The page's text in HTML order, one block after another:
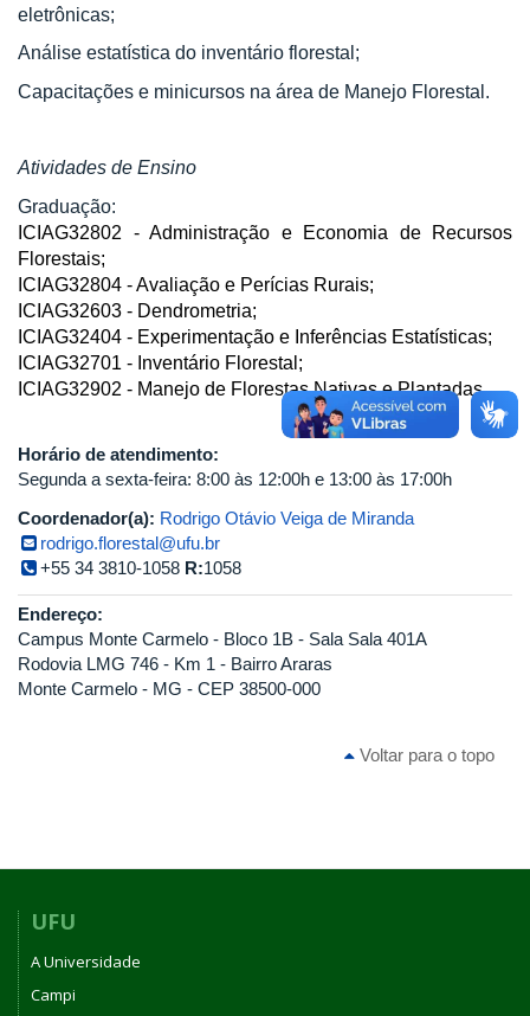
eletrônicas;
Análise estatística do inventário florestal;
Capacitações e minicursos na área de Manejo Florestal.
Atividades de Ensino
Graduação:
ICIAG32802 - Administração e Economia de Recursos
Florestais;
ICIAG32804 - Avaliação e Perícias Rurais;
ICIAG32603 - Dendrometria;
ICIAG32404 - Experimentação e Inferências Estatísticas;
ICIAG32701 - Inventário Florestal;
ICIAG32902 - Manejo de Florestas Nativas e Plantadas.
Horário de atendimento:
Segunda a sexta-feira: 8:00 às 12:00h e 13:00 às 17:00h
Coordenador(a): Rodrigo Otávio Veiga de Miranda
rodrigo.florestal@ufu.br
+55 34 3810-1058 R:1058
Endereço:
Campus Monte Carmelo - Bloco 1B - Sala Sala 401A
Rodovia LMG 746 - Km 1 - Bairro Araras
Monte Carmelo - MG - CEP 38500-000
Voltar para o topo
UFU
A Universidade
Campi